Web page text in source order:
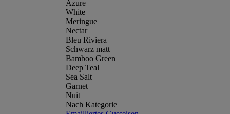
Azure
White
Meringue
Nectar
Bleu Riviera
Schwarz matt
Bamboo Green
Deep Teal
Sea Salt
Garnet
Nuit
Nach Kategorie